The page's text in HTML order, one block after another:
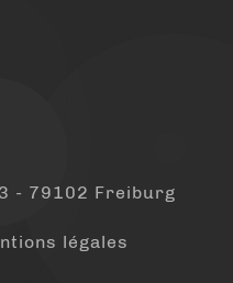
- 79102 Freiburg
légales